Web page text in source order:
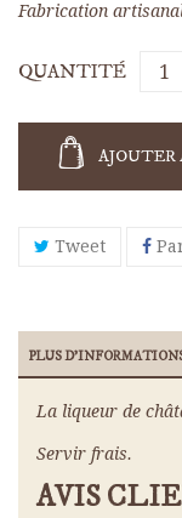
Fabrication
QUANTITÉ
AJOUTER
Tweet
PLUS
La liqueur de
Servir frais.
AVIS